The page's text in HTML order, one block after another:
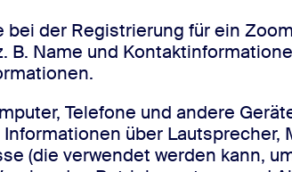
bei der Registrierung für ein
B. Name und
Telefone und andere
über
(die verwendet werden kann,